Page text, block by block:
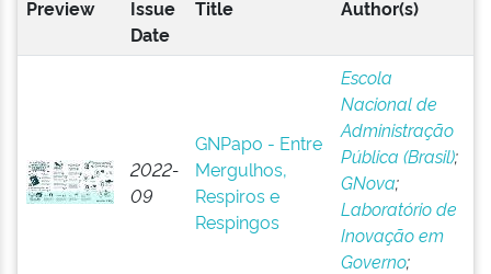
Preview
Issue
Date
Title Author(s)
2022-
09
GNPapo - Entre
Mergulhos,
Respiros e
Respingos
Escola
Nacional de
Administração
Pública (Brasil);
GNova;
Laboratório de
Inovação em
Governo;